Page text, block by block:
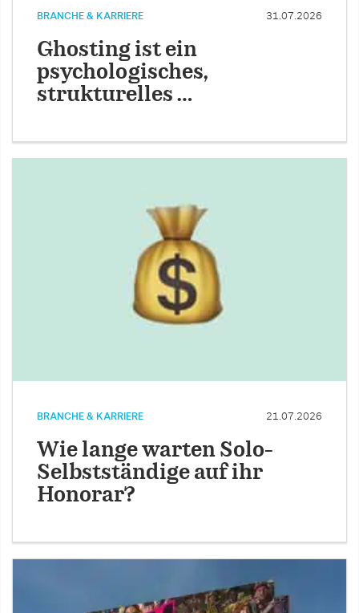
BRANCHE & KARRIERE 31.07.2026
Ghosting ist ein
psychologisches,
strukturelles …
BRANCHE & KARRIERE 21.07.2026
Wie lange warten Solo-
Selbstständige auf ihr
Honorar?